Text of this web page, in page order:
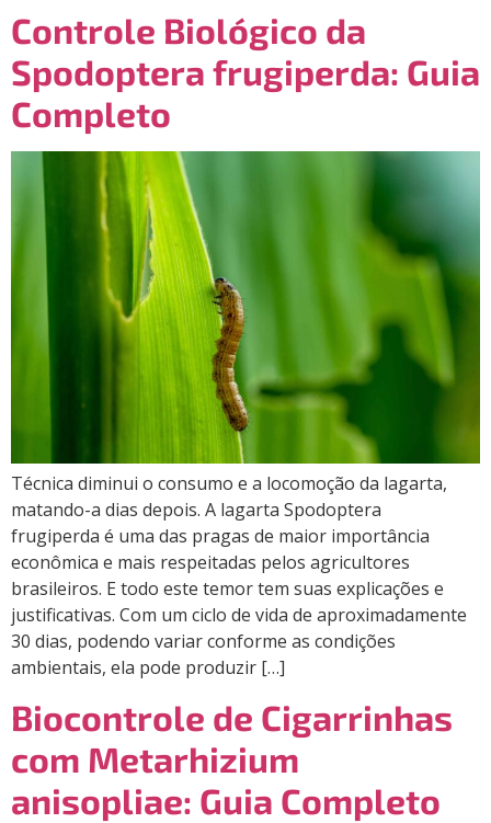
Controle Biológico da
Spodoptera frugiperda: Guia
Completo
Técnica diminui o consumo e a locomoção da lagarta,
matando-a dias depois. A lagarta Spodoptera
frugiperda é uma das pragas de maior importância
econômica e mais respeitadas pelos agricultores
brasileiros. E todo este temor tem suas explicações e
justificativas. Com um ciclo de vida de aproximadamente
30 dias, podendo variar conforme as condições
ambientais, ela pode produzir […]
Biocontrole de Cigarrinhas
com Metarhizium
anisopliae: Guia Completo